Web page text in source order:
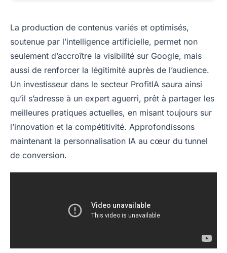
La production de contenus variés et optimisés,
soutenue par l’intelligence artificielle, permet non
seulement d’accroître la visibilité sur Google, mais
aussi de renforcer la légitimité auprès de l’audience.
Un investisseur dans le secteur ProfitIA saura ainsi
qu’il s’adresse à un expert aguerri, prêt à partager les
meilleures pratiques actuelles, en misant toujours sur
l’innovation et la compétitivité. Approfondissons
maintenant la personnalisation IA au cœur du tunnel
de conversion.